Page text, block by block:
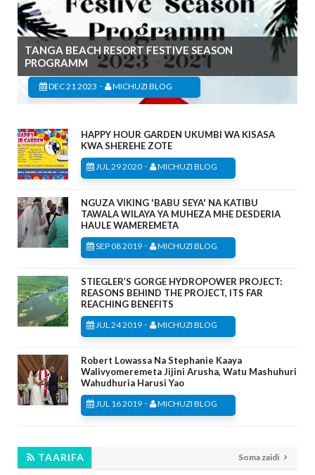
TANGA BEACH RESORT FESTIVE SEASON
PROGRAMM
DEC 21 2023 - MICHUZI BLOG
HAPPY HOUR GARDEN UKUMBI WA KISASA
KWA SHEREHE ZOTE
JUL 29 2020 - MICHUZI BLOG
NGUZA VIKING 'BABU SEYA' NA KATIBU
TAWALA WILAYA YA MUHEZA MHE DESDERIA
HAULE WAMEREMETA
SEP 08 2019 - MICHUZI BLOG
STIEGLER’S GORGE HYDROPOWER PROJECT:
REASONS BEHIND THE PROJECT, ITS FAR
REACHING BENEFITS
JUL 24 2019 - MICHUZI BLOG
Robert Lowassa Na Stephanie Kaaya
Walivyomeremeta Jijini Arusha, Watu Mashuhuri
Wahudhuria Harusi Yao
JUL 16 2019 - MICHUZI BLOG
TAARIFA Soma zaidi